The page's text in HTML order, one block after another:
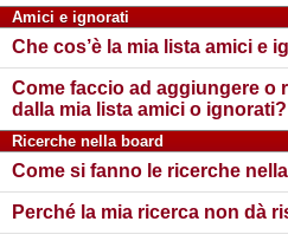
Amici e ignorati
Che cos’è la mia lista amici e
Come faccio ad aggiungere o
dalla mia lista amici o ignorati?
Ricerche nella board
Come si fanno le ricerche
Perché la mia ricerca non dà